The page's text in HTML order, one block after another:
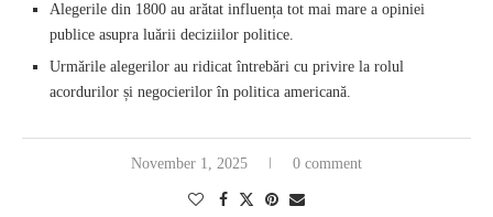
Alegerile din 1800 au arătat influența tot mai mare a opiniei
publice asupra luării deciziilor politice.
Urmările alegerilor au ridicat întrebări cu privire la rolul
acordurilor și negocierilor în politica americană.
November 1, 2025 0 comment